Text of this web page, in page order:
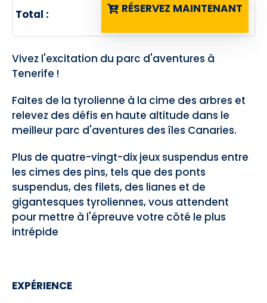
Total :
RÉSERVEZ MAINTENANT
Vivez l'excitation du parc d'aventures à
Tenerife !
Faites de la tyrolienne à la cime des arbres et
relevez des défis en haute altitude dans le
meilleur parc d'aventures des îles Canaries.
Plus de quatre-vingt-dix jeux suspendus entre
les cimes des pins, tels que des ponts
suspendus, des filets, des lianes et de
gigantesques tyroliennes, vous attendent
pour mettre à l'épreuve votre côté le plus
intrépide
EXPÉRIENCE